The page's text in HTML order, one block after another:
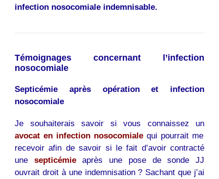
infection nosocomiale indemnisable.
Témoignages concernant l’infection
nosocomiale
Septicémie après opération et infection
nosocomiale
Je souhaiterais savoir si vous connaissez un
avocat en infection nosocomiale qui pourrait me
recevoir afin de savoir si le fait d’avoir contracté
une septicémieaprès une pose de sonde JJ
ouvrait droit à une indemnisation ? Sachant que j’ai